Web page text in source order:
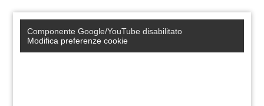
Componente Google/YouTube disabilitato
Modifica preferenze cookie